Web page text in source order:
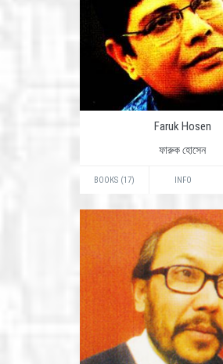
Faruk Hosen
ফারুক হোসেন
BOOKS (17) INFO